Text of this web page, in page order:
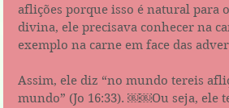
aflições porque isso é natural para
divina, ele precisava conhecer na
exemplo na carne em face das
Assim, ele diz “no mundo tereis
mundo” (Jo 16:33). ￼￼Ou seja, ele